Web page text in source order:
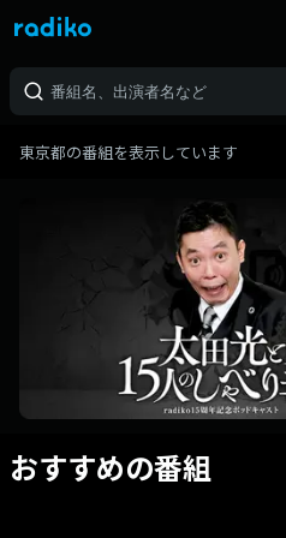
東京都の番組を表示しています
おすすめの番組